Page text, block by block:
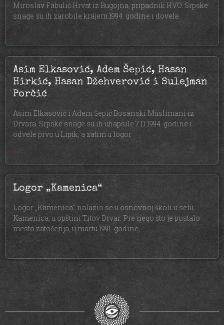
Miroslav Fabulić Hrvat iz Bugojna, pripadnik HVO. Srpske
snage su ih zarobile krajem 1994. godine i dovele
»
Asim Elkasović, Adem Šepić, Hasan
Hirkić, Hasan Džehverović i Sulejman
Porčić
Asim Elkasović i Adem Šepić Bosanski Muslimani iz
Drvara. Srpske snage su ih uhapsile 7.11.1994. godine i
odvele prvo u Lipik, a zatim u logor
»
Logor „Kamenica“
Logor „Kamenica“ nalazio se u osnovnoj školi u selu
Kamenica, u opštini Titov Drvar. Pre nego što je postalo
mesto zatočenja, u martu 1991. godine,
»